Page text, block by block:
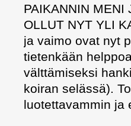
PAIKANNIN MENI
OLLUT NYT YLI
ja vaimo ovat nyt
tietenkään
välttämiseksi
koiran selässä).
luotettavammin ja